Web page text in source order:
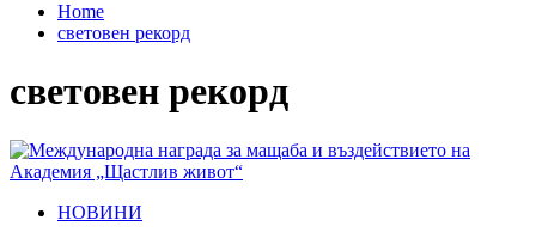
Home
световен рекорд
световен рекорд
НОВИНИ